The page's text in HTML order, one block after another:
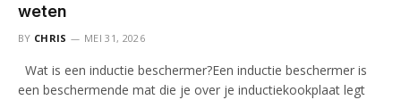
weten
BY CHRIS MEI 31, 2026
Wat is een inductie beschermer?Een inductie beschermer is
een beschermende mat die je over je inductiekookplaat legt